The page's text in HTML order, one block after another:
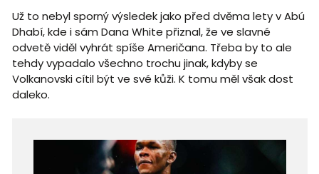
Už to nebyl sporný výsledek jako před dvěma lety v Abú
Dhabí, kde i sám Dana White přiznal, že ve slavné
odvetě viděl vyhrát spíše Američana. Třeba by to ale
tehdy vypadalo všechno trochu jinak, kdyby se
Volkanovski cítil být ve své kůži. K tomu měl však dost
daleko.